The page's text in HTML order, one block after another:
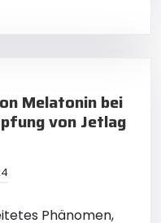
Melatonin bei
von Jetlag
Phänomen,